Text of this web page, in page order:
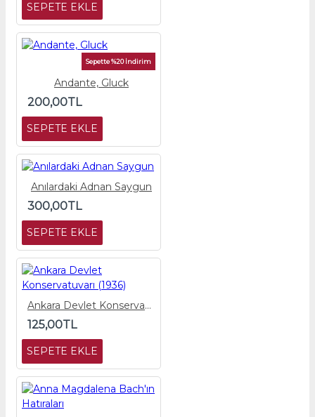
SEPETE EKLE
Sepette %20 İndirim
Andante, Gluck
200,00TL
SEPETE EKLE
Anılardaki Adnan Saygun
300,00TL
SEPETE EKLE
Ankara Devlet Konservatuvarı (1936)
125,00TL
SEPETE EKLE